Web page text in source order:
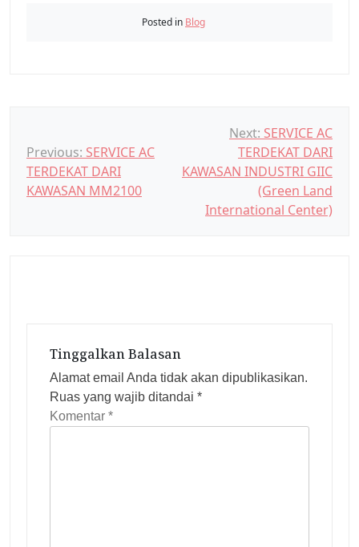
Posted in Blog
a
v
Previous: SERVICE AC
TERDEKAT DARI
KAWASAN MM2100
Next: SERVICE AC
TERDEKAT DARI
KAWASAN INDUSTRI GIIC
(Green Land
International Center)
Tinggalkan Balasan
Alamat email Anda tidak akan dipublikasikan.
Ruas yang wajib ditandai *
Komentar *